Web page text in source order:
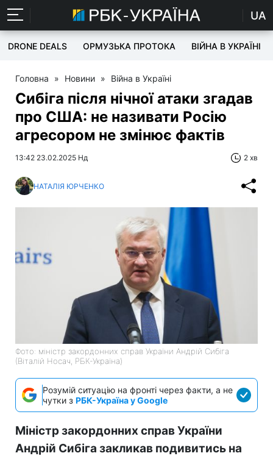
UA
DRONE DEALS ОРМУЗЬКА ПРОТОКА ВІЙНА В УКРАЇНІ
Головна » Новини » Війна в Україні
Сибіга після нічної атаки згадав
про США: не називати Росію
агресором не змінює фактів
13:42 23.02.2025 Нд 2 хв
НАТАЛІЯ ЮРЧЕНКО
Фото: міністр закордонних справ України Андрій Сибіга
(Віталій Носач, РБК-Україна)
Розумій ситуацію на фронті через факти, а не
чутки з РБК-Україна у Google
Міністр закордонних справ України
Андрій Сибіга закликав подивитись на